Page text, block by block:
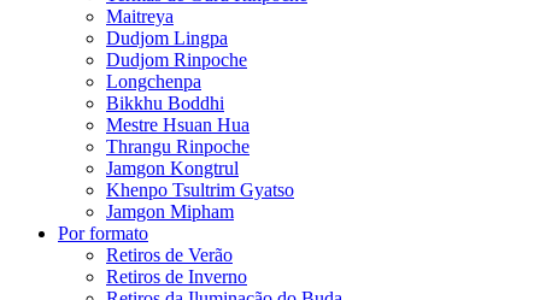
Maitreya
Dudjom Lingpa
Dudjom Rinpoche
Longchenpa
Bikkhu Boddhi
Mestre Hsuan Hua
Thrangu Rinpoche
Jamgon Kongtrul
Khenpo Tsultrim Gyatso
Jamgon Mipham
Por formato
Retiros de Verão
Retiros de Inverno